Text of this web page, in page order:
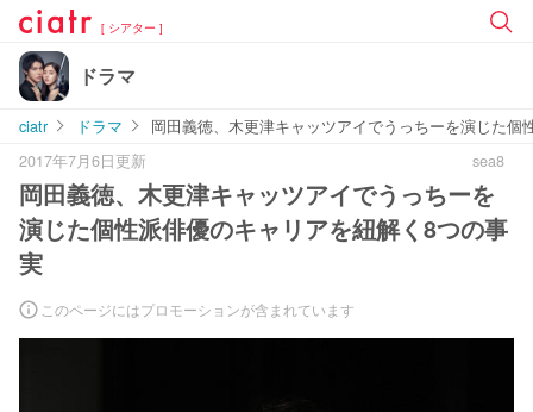
[ シアター ]
ドラマ
ciatr ドラマ
岡田義徳、木更津キャッツアイでうっちーを演じた個
2017年7月6日更新
sea8
岡田義徳、木更津キャッツアイでうっちーを
演じた個性派俳優のキャリアを紐解く8つの事
実
このページにはプロモーションが含まれています